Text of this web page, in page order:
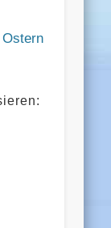
Ostern